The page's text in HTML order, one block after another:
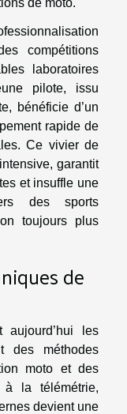
compétitions
laboratoires
pilote, issu
bénéficie d’un
rapide de
Ce vivier de
garantit
et insuffle une
des sports
toujours plus
de
aujourd’hui les
des méthodes
moto et des
à la télémétrie,
devient une